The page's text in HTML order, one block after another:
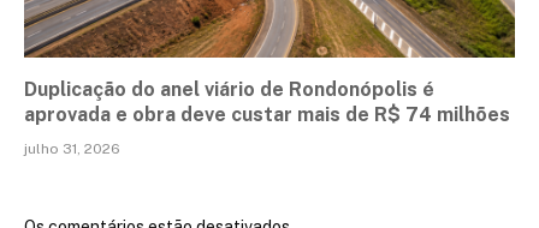
Duplicação do anel viário de Rondonópolis é
aprovada e obra deve custar mais de R$ 74 milhões
julho 31, 2026